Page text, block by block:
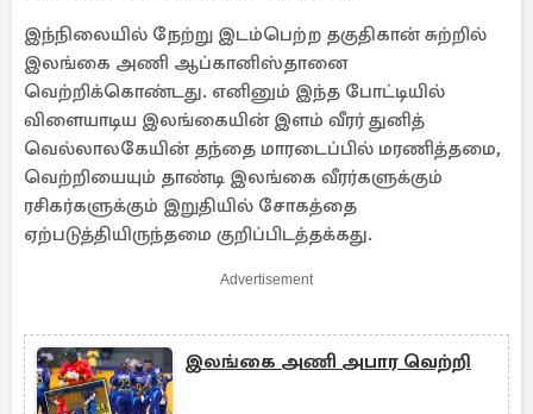
இந்நிலையில் நேற்று இடம்பெற்ற தகுதிகான் சுற்றில்
இலங்கை அணி ஆப்கானிஸ்தானை
வெற்றிக்கொண்டது. எனினும் இந்த போட்டியில்
விளையாடிய இலங்கையின் இளம் வீரர் துனித்
வெல்லாலகேயின் தந்தை மாரடைப்பில் மரணித்தமை,
வெற்றியையும் தாண்டி இலங்கை வீரர்களுக்கும்
ரசிகர்களுக்கும் இறுதியில் சோகத்தை
ஏற்படுத்தியிருந்தமை குறிப்பிடத்தக்கது.
Advertisement
இலங்கை அணி அபார வெற்றி